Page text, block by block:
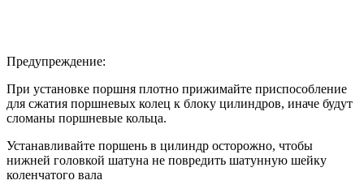
Предупреждение:
При установке поршня плотно прижимайте приспособление
для сжатия поршневых колец к блоку цилиндров, иначе будут
сломаны поршневые кольца.
Устанавливайте поршень в цилиндр осторожно, чтобы
нижней головкой шатуна не повредить шатунную шейку
коленчатого вала